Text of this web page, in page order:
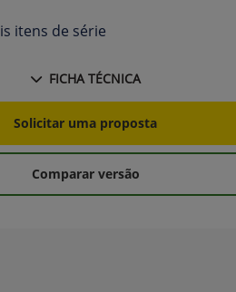
itens de série
FICHA TÉCNICA
Solicitar uma proposta
Comparar versão